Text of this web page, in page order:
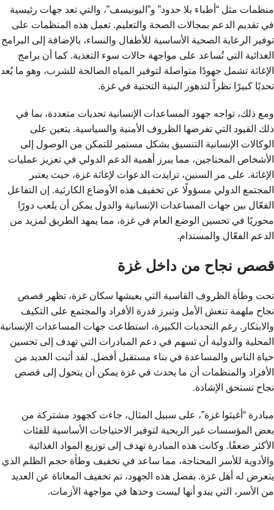
منظمات مثل “أطباء بلا حدود” و”اليونيسف”، والتي تعد جهات رئيسية
في تقديم الدعم بمجالات الصحة والتعليم. تعمل هذه المنظمات على
توفير الرعاية الصحية الأساسية للأطفال والنساء، بالإضافة إلى البرامج
الغذائية التي تُساعد على مواجهة حالات سوء التغذية. كما أن برامج
الإغاثة تشمل جهودًا متواصلة لتوفير المياه الصالحة للشرب، وهو ما يُعد
تحديًا كبيرًا نظراً لتدهور البنية التحتية في غزة.
ومع ذلك، تواجه جهود المساعدات الإنسانية تحديات متعددة، بما في
ذلك القيود التي تفرضها الظروف الأمنية والسياسية. يتعين على
الوكالات الإنسانية التنسيق بشكل مستمر للتمكن من الوصول إلى
الأشخاص المحتاجين، مما يبرز أهمية الدعم الدولي في تعزيز عمليات
الإغاثة. على مر السنين، تزايدت الدعوات لإغاثة غزة، حيث يعتبر
المجتمع الدولي مسؤولًا عن تخفيف هذه الأوضاع الكارثية. إن التفاعل
الفعّال بين جهات المساعدات الإنسانية والدول يمكن أن يلعب دورًا
محوريًا في تحسين الوضع العام في غزة، مما يمهد الطريق لمزيد من
الدعم الفعّال والمستدام.
قصص نجاح من داخل غزة
تحت وطأة الظروف القاسية التي يعيشها سكان غزة، تظهر قصص
نجاح ملهمة تنعش الأمل وتبرز قدرة الأفراد والمجتمع على التكيف
والابتكار. رغم التحديات الكبيرة، استطاعت جهات المساعدات الإنسانية
المحلية والدولية أن تسهم في دعم المبادرات التي تهدف إلى تحسين
حياة الناس والمساعدة في بناء مستقبل أفضل. لقد أثبت العديد من
الأفراد والمنظمات أن ما يحدث في غزة يمكن أن يتحول إلى قصص
نجاح تستحق الإشادة.
مبادرة “أغيثوا غزة”، على سبيل المثال، جاءت كجهود مشتركة من
بعض المؤسسات غير الربحية لتوفير الاحتياجات الأساسية للفئات
الأكثر ضعفًا. وكانت هذه المبادرة تهدف إلى توزيع المواد الغذائية
والأدوية للأسر المحتاجة، مما ساعد في تخفيف وطأة حجم الظلم الذي
يتعرض له أهل غزة. بفضل هذه الجهود، تم تخفيف المعاناة عن العديد
من الأسر، التي يبدو أنها ليست وحدها في مواجهة الأزمات.